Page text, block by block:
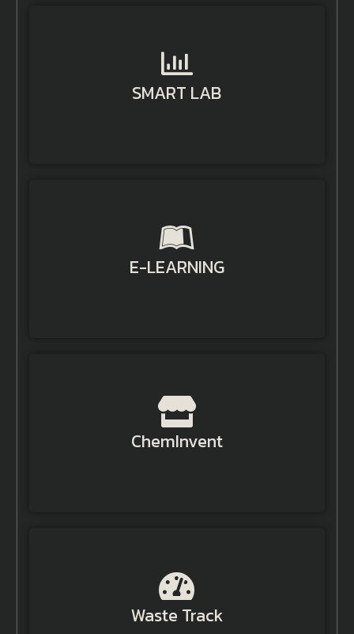
SMART LAB
SMART LAB
E-LEARNING
E-LEARNING
ChemInvent
ChemInvent
Waste Track
Waste Track